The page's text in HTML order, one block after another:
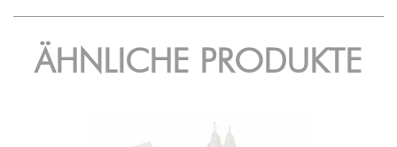
ÄHNLICHE PRODUKTE